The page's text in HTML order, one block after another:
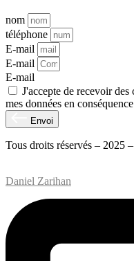
nom
téléphone
E-mail
E-mail
E-mail
J'accepte de recevoir
mes données en
Envoi
Tous droits réservés – 2025
Daniel Zarihan